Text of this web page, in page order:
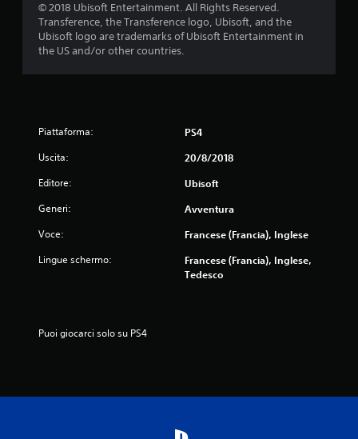
© 2018 Ubisoft Entertainment. All Rights Reserved.
Transference, the Transference logo, Ubisoft, and the
Ubisoft logo are trademarks of Ubisoft Entertainment in
the US and/or other countries.
Piattaforma: PS4
Uscita: 20/8/2018
Editore: Ubisoft
Generi: Avventura
Voce: Francese (Francia), Inglese
Lingue schermo:
Francese (Francia), Inglese,
Tedesco
Puoi giocarci solo su PS4